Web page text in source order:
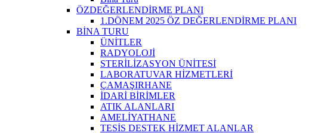
ÖZDEĞERLENDİRME PLANI
1.DÖNEM 2025 ÖZ DEĞERLENDİRME PLANI
BİNA TURU
ÜNİTLER
RADYOLOJİ
STERİLİZASYON ÜNİTESİ
LABORATUVAR HİZMETLERİ
ÇAMAŞIRHANE
İDARİ BİRİMLER
ATIK ALANLARI
AMELİYATHANE
TESİS DESTEK HİZMET ALANLAR